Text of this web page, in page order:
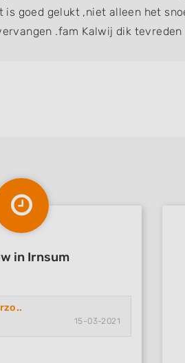
is goed gelukt ,niet alleen het
.fam Kalwij dik tevreden
in Irnsum
15-03-2021